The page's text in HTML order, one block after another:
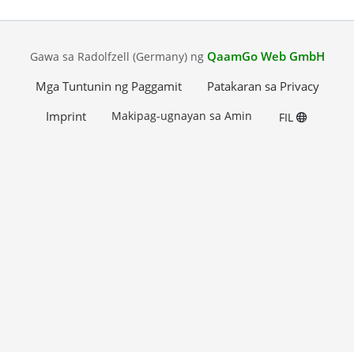
Gawa sa Radolfzell (Germany) ng QaamGo Web GmbH
Mga Tuntunin ng Paggamit
Patakaran sa Privacy
Imprint
Makipag-ugnayan sa Amin FIL